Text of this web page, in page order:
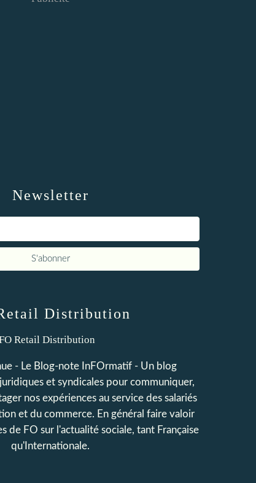
Newsletter
Distribution
- Le Blog-note InFOrmatif - Un blog
et syndicales pour communiquer,
nos expériences au service des salariés
et du commerce. En général faire valoir
de FO sur l'actualité sociale, tant Française
qu'Internationale.